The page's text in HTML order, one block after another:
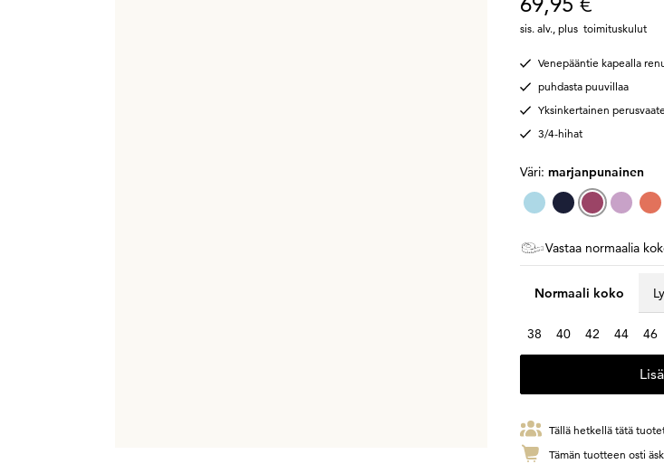
sis. alv., plus toimituskulut
Venepääntie kapealla
puhdasta puuvillaa
Yksinkertainen
3/4-hihat
Väri: marjanpunainen
Vastaa normaalia
Normaali koko
38 40 42 44 46
Tällä hetkellä tätä
Tämän tuotteen osti